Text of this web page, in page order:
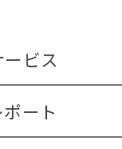
ビス
ート